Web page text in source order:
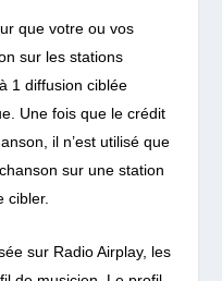
que votre ou vos
sur les stations
1 diffusion ciblée
Une fois que le crédit
il n’est utilisé que
sur une station
cibler.
sur Radio Airplay, les